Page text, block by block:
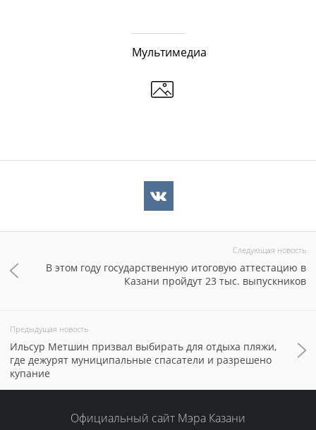
Мультимедиа
Следующая новость
В этом году государственную итоговую аттестацию в
Казани пройдут 23 тыс. выпускников
Предыдущая новость
Ильсур Метшин призвал выбирать для отдыха пляжи,
где дежурят муниципальные спасатели и разрешено
купание
Официальный сайт Мэра Казани